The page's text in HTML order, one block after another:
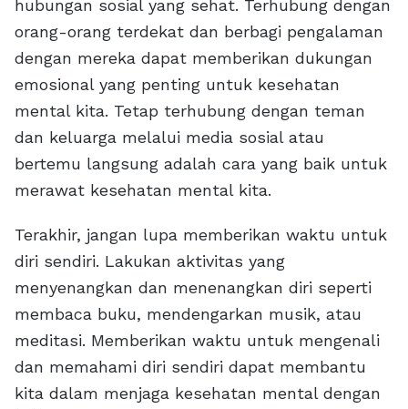
hubungan sosial yang sehat. Terhubung dengan
orang-orang terdekat dan berbagi pengalaman
dengan mereka dapat memberikan dukungan
emosional yang penting untuk kesehatan
mental kita. Tetap terhubung dengan teman
dan keluarga melalui media sosial atau
bertemu langsung adalah cara yang baik untuk
merawat kesehatan mental kita.
Terakhir, jangan lupa memberikan waktu untuk
diri sendiri. Lakukan aktivitas yang
menyenangkan dan menenangkan diri seperti
membaca buku, mendengarkan musik, atau
meditasi. Memberikan waktu untuk mengenali
dan memahami diri sendiri dapat membantu
kita dalam menjaga kesehatan mental dengan